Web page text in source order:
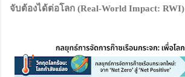
จับต้องได้ต่อโลก (Real-World Impact: RWI)